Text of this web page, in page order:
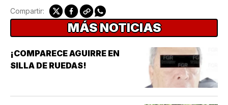
Compartir:
MÁS NOTICIAS
¡COMPARECE AGUIRRE EN
SILLA DE RUEDAS!